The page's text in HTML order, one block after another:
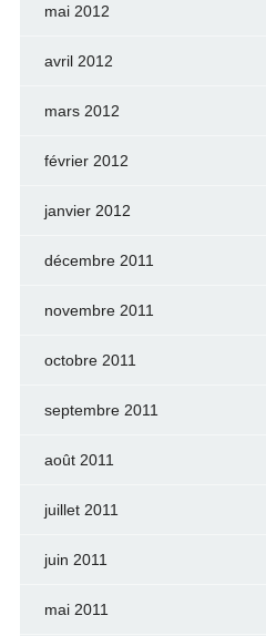
mai 2012
avril 2012
mars 2012
février 2012
janvier 2012
décembre 2011
novembre 2011
octobre 2011
septembre 2011
août 2011
juillet 2011
juin 2011
mai 2011